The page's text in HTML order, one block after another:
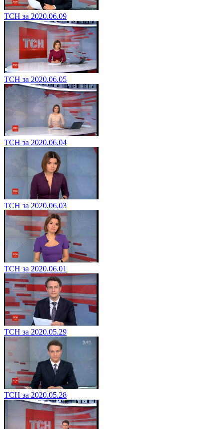
ТСН за 2020.06.09
ТСН за 2020.06.05
ТСН за 2020.06.04
ТСН за 2020.06.03
ТСН за 2020.06.01
ТСН за 2020.05.29
ТСН за 2020.05.28